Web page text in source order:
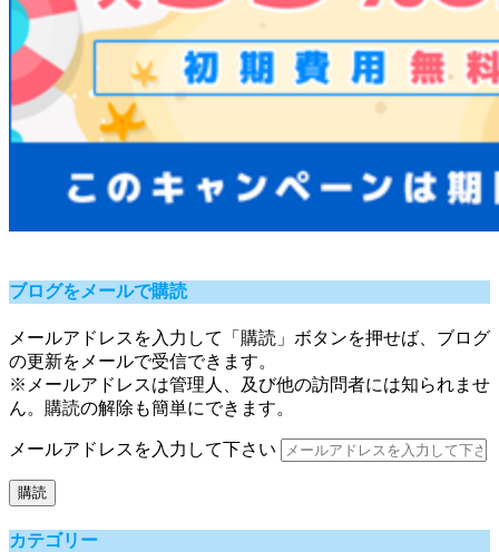
ブログをメールで購読
メールアドレスを入力して「購読」ボタンを押せば、ブログ
の更新をメールで受信できます。
※メールアドレスは管理人、及び他の訪問者には知られませ
ん。購読の解除も簡単にできます。
メールアドレスを入力して下さい
購読
カテゴリー